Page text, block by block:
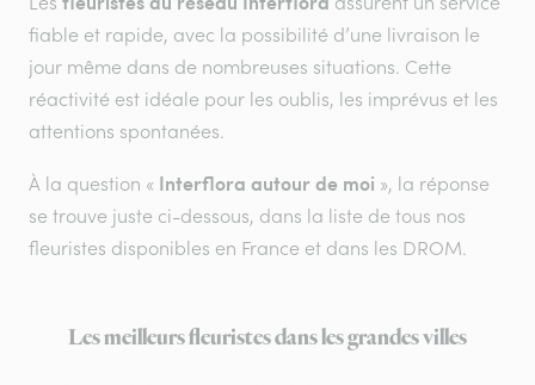
fiable et rapide, avec la possibilité d’une livraison le
jour même dans de nombreuses situations. Cette
réactivité est idéale pour les oublis, les imprévus et les
attentions spontanées.
À la question « Interflora autour de moi », la réponse
se trouve juste ci-dessous, dans la liste de tous nos
fleuristes disponibles en France et dans les DROM.
Les meilleurs fleuristes dans les grandes villes